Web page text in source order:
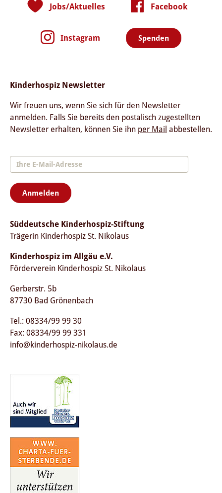
Jobs/Aktuelles Facebook
Instagram Spenden
Kinderhospiz Newsletter
Wir freuen uns, wenn Sie sich für den Newsletter
anmelden. Falls Sie bereits den postalisch zugestellten
Newsletter erhalten, können Sie ihn per Mail abbestellen.
Anmelden
Süddeutsche Kinderhospiz-Stiftung
Trägerin Kinderhospiz St. Nikolaus
Kinderhospiz im Allgäu e.V.
Förderverein Kinderhospiz St. Nikolaus
Gerberstr. 5b
87730 Bad Grönenbach
Tel.: 08334/99 99 30
Fax: 08334/99 99 331
info@kinderhospiz-nikolaus.de